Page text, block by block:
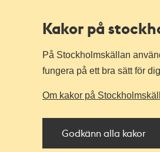
Kakor på
På Stockholmskällan
fungera på ett bra sätt för
Om kakor på
Godkänn alla kakor